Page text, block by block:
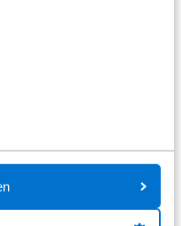
Dit is onderdeel
Het leasebedrag is
van 2026.